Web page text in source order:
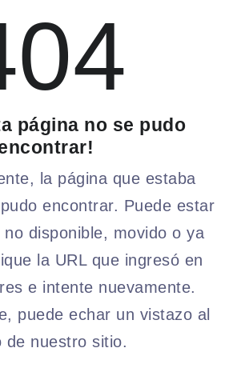
página no se pudo
la página que estaba
encontrar. Puede estar
disponible, movido o ya
la URL que ingresó en
e intente nuevamente.
puede echar un vistazo al
de nuestro sitio.